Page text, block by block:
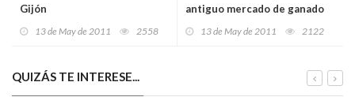
Gijón
13 de May de 2011 2558
antiguo mercado de ganado
13 de May de 2011 2122
QUIZÁS TE INTERESE...